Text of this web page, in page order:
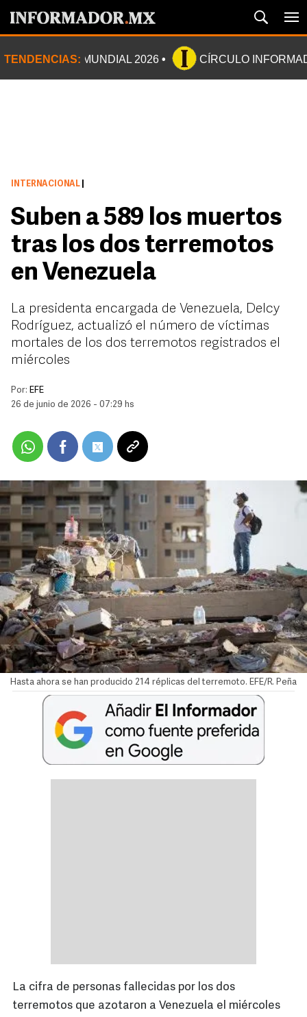
TENDENCIAS: MUNDIAL 2026 CÍRCULO
INTERNACIONAL
Suben a 589 los muertos
tras los dos terremotos
en Venezuela
La presidenta encargada de Venezuela, Delcy
Rodríguez, actualizó el número de víctimas
mortales de los dos terremotos registrados el
miércoles
Por: EFE
26 de junio de 2026 - 07:29 hs
Hasta ahora se han producido 214 réplicas del terremoto. EFE/R. Peña
La cifra de personas fallecidas por los dos
terremotos que azotaron a Venezuela el miércoles